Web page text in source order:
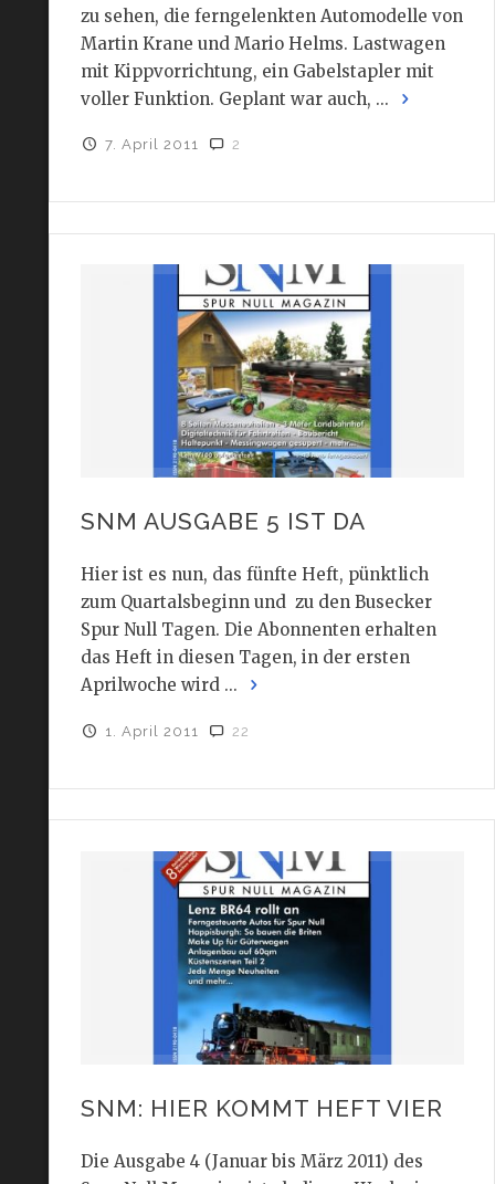
zu sehen, die ferngelenkten Automodelle von
Martin Krane und Mario Helms. Lastwagen
mit Kippvorrichtung, ein Gabelstapler mit
voller Funktion. Geplant war auch, ...
7. April 2011 2
SNM AUSGABE 5 IST DA
Hier ist es nun, das fünfte Heft, pünktlich
zum Quartalsbeginn und zu den Busecker
Spur Null Tagen. Die Abonnenten erhalten
das Heft in diesen Tagen, in der ersten
Aprilwoche wird ...
1. April 2011 22
SNM: HIER KOMMT HEFT VIER
Die Ausgabe 4 (Januar bis März 2011) des